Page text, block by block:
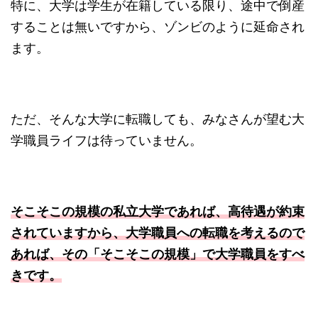
特に、大学は学生が在籍している限り、途中で倒産
することは無いですから、ゾンビのように延命され
ます。
ただ、そんな大学に転職しても、みなさんが望む大
学職員ライフは待っていません。
そこそこの規模の私立大学であれば、高待遇が約束
されていますから、大学職員への転職を考えるので
あれば、その「そこそこの規模」で大学職員をすべ
きです。